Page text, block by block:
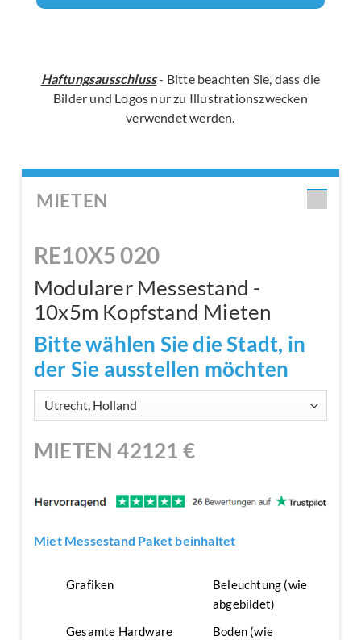
Haftungsausschluss- Bitte beachten Sie, dass die
Bilder und Logos nur zu Illustrationszwecken
verwendet werden.
MIETEN
RE10X5 020
Modularer Messestand -
10x5m Kopfstand Mieten
Bitte wählen Sie die Stadt, in
der Sie ausstellen möchten
MIETEN42121 €
Miet Messestand Paket beinhaltet
Grafiken
Beleuchtung (wie
abgebildet)
Gesamte Hardware
Boden (wie